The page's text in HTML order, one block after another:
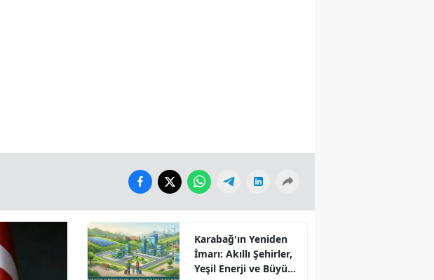
Karabağ'ın Yeniden
İmarı: Akıllı Şehirler,
Yeşil Enerji ve Büyük